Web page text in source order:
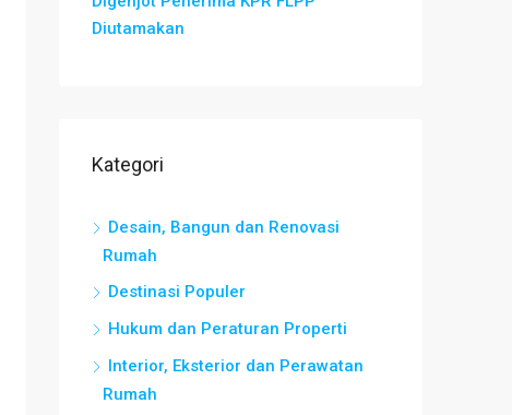
Diutamakan
Kategori
Desain, Bangun dan Renovasi
Rumah
Destinasi Populer
Hukum dan Peraturan Properti
Interior, Eksterior dan Perawatan
Rumah